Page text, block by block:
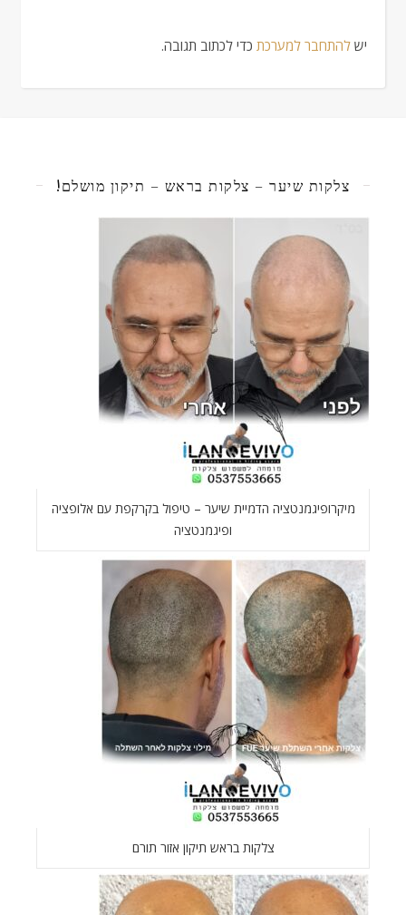
יש להתחבר למערכת כדי לכתוב תגובה.
צלקות שיער – צלקות בראש – תיקון מושלם!
מיקרופיגמנטציה הדמיית שיער – טיפול בקרקפת עם אלופציה
ופיגמנטציה
צלקות בראש תיקון אזור תורם